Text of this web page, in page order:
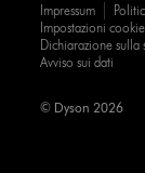
Impressum
Impostazioni
Dichiarazione
Avviso sui dati
© Dyson 2026